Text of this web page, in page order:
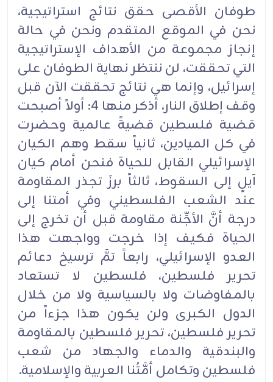
طوفان الأقصى حقق نتائج استراتيجية،
نحن في الموقع المتقدم ونحن في حالة
إنجاز مجموعة من الأهداف الإستراتيجية
التي تحققت، لن ننتظر نهاية الطوفان على
إسرائيل، وإنما هي نتائج تحققت الآن قبل
وقف إطلاق النار، أذكر منها 4: أولاً أصبحت
قضية فلسطين قضيةً عالمية وحضرت
في كل الميادين، ثانياً سقط وهم الكيان
الإسرائيلي القابل للحياة فنحن أمام كيان
آيلٍ إلى السقوط، ثالثاً برزَ تجذر المقاومة
عند الشعب الفلسطيني وفي أمتنا إلى
درجة أنَّ الأجِّنة مقاومة قبل أن تخرج إلى
الحياة فكيف إذا خرجت وواجهت هذا
العدو الإسرائيلي، رابعاً تمَّ ترسيخ دعائم
تحرير فلسطين، فلسطين لا تستعاد
بالمفاوضات ولا بالسياسية ولا من خلال
الدول الكبرى ولن يكون هذا جزءاً من
تحرير فلسطين، تحرير فلسطين بالمقاومة
والبندقية والدماء والجهاد من شعب
فلسطين وتكامل أمَّتُنا العربية والإسلامية.